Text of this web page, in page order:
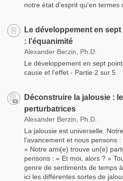
notre état d'esprit qu'en termes
Le développement en
: l’équanimité
Alexander Berzin, Ph.D.
Le développement en sept
cause et l’effet - Partie 2 sur 5
Déconstruire la jalousie :
perturbatrices
Alexander Berzin, Ph.D.
La jalousie est universelle.
l’avancement et nous pensons
» Notre ami(e) trouve un(e)
pensons : « Et moi, alors ? »
genre de sentiments de temps
ici les différentes sortes de